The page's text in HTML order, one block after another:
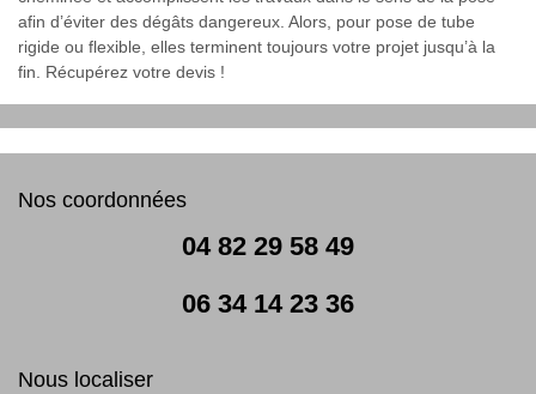
afin d’éviter des dégâts dangereux. Alors, pour pose de tube
rigide ou flexible, elles terminent toujours votre projet jusqu’à la
fin. Récupérez votre devis !
Nos coordonnées
04 82 29 58 49
06 34 14 23 36
Nous localiser